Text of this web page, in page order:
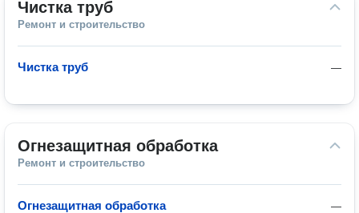
Чистка труб
Ремонт и строительство
—
Чистка труб
Огнезащитная обработка
Ремонт и строительство
—
Огнезащитная обработка